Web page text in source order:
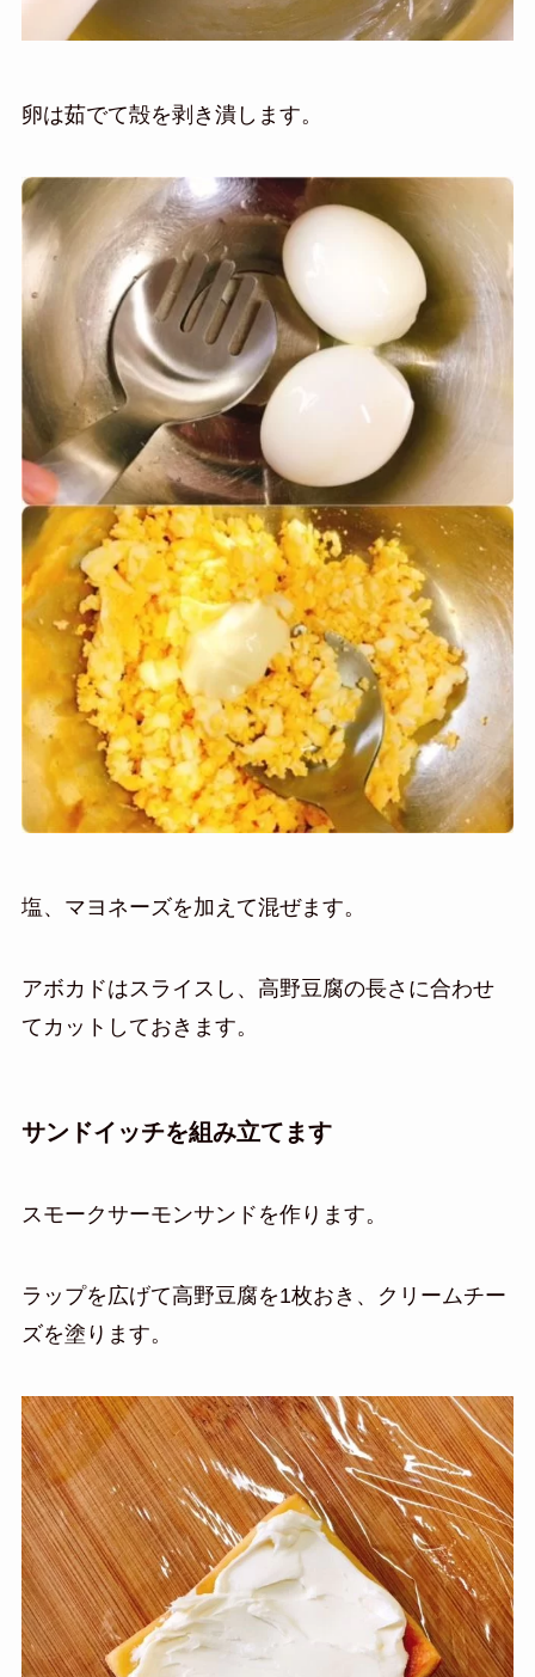
卵は茹でて殻を剥き潰します。
塩、マヨネーズを加えて混ぜます。
アボカドはスライスし、高野豆腐の長さに合わせ
てカットしておきます。
サンドイッチを組み立てます
スモークサーモンサンドを作ります。
ラップを広げて高野豆腐を1枚おき、クリームチー
ズを塗ります。